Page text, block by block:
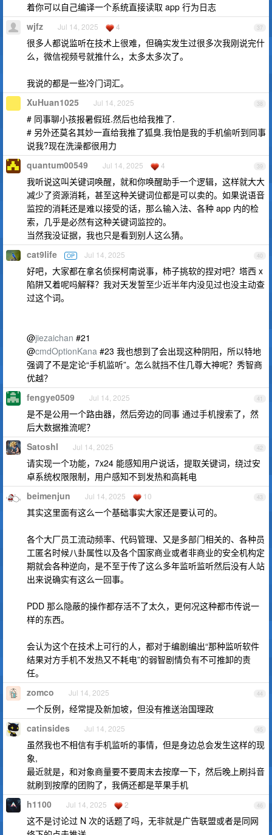
着你可以自己编译一个系统直接读取 app 行为日志
37
wjfz Jul 14, 2025 4
很多人都说监听在技术上很难，但确实发生过很多次我刚说完什
么，微信视频号就推什么，太多太多次了。
我说的都是一些冷门词汇。
38
XuHuan1025 Jul 14, 2025
# 同事聊小孩报暑假班.然后也给我推了.
# 另外还莫名其妙一直给我推了狐臭.我怕是我的手机偷听到同事
说我?现在洗澡都很用力
39
quantum00549 Jul 14, 2025 4
我听说这叫关键词唤醒，就和你唤醒助手一个逻辑，这样就大大
减少了资源消耗，甚至这种关键词位都是可以卖的。如果说语音
监控的消耗还是难以接受的话，那么输入法、各种 app 内的检
索，几乎是必然有这种关键词监控的。
当然我没证据，我也只是看到别人这么猜。
40
cat9life OP Jul 14, 2025
好吧，大家都在拿名侦探柯南说事，柿子挑软的捏对吧？塔西 x
陷阱又着呢吗解释？我对天发誓至少近半年内没见过也没主动查
过这个词。
@jiezaichan #21
@cmdOptionKana #23 我也想到了会出现这种阴阳，所以特地
强调了不是定论“手机监听”。怎么就挡不住几尊大神呢？秀智商
优越？
41
fengye0509 Jul 14, 2025
是不是公用一个路由器，然后旁边的同事 通过手机搜索了，然
后大数据推流呢？
42
Satoshl Jul 14, 2025
请实现一个功能，7x24 能感知用户说话，提取关键词，绕过安
卓系统权限限制，用户感知不到发热和高耗电
43
beimenjun Jul 14, 2025 10
其实这里面有这么一个基础事实大家还是要认可的。
各个大厂员工流动频率、代码管理、又是多部门相关的、各种员
工匿名时候八卦属性以及各个国家商业或者非商业的安全机构定
期就会各种逆向，是不至于传了这么多年监听监听然后没有人站
出来说确实有这么一回事。
PDD 那么隐蔽的操作都存活不了太久，更何况这种都市传说一
样的东西。
会认为这个在技术上可行的人，都对于编剧编出“那种监听软件
结果对方手机不发热又不耗电”的弱智剧情负有不可推卸的责
任。
44
zomco Jul 14, 2025
一个反例，经常提及新加坡，但没有推送治国理政
45
catinsides Jul 14, 2025
虽然我也不相信有手机监听的事情，但是身边总会发生这样的现
象,
最近就是，和对象商量要不要周末去按摩一下，然后晚上刷抖音
就刷到按摩的团购了，我俩还都是苹果手机
46
h1100 Jul 14, 2025 2
这不是讨论过 N 次的话题了吗，无非就是广告联盟或者是同网